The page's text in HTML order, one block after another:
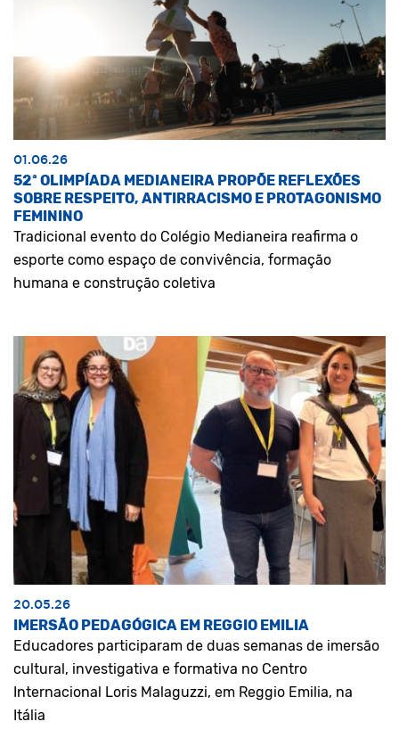
01.06.26
52ª OLIMPÍADA MEDIANEIRA PROPÕE REFLEXÕES
SOBRE RESPEITO, ANTIRRACISMO E PROTAGONISMO
FEMININO
Tradicional evento do Colégio Medianeira reafirma o
esporte como espaço de convivência, formação
humana e construção coletiva
20.05.26
IMERSÃO PEDAGÓGICA EM REGGIO EMILIA
Educadores participaram de duas semanas de imersão
cultural, investigativa e formativa no Centro
Internacional Loris Malaguzzi, em Reggio Emilia, na
Itália